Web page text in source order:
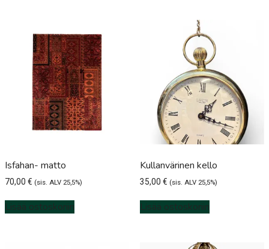
Isfahan- matto
70,00 € (sis. ALV 25,5%)
Lisää ostoskoriin
Kullanvärinen kello
35,00 € (sis. ALV 25,5%)
Lisää ostoskoriin